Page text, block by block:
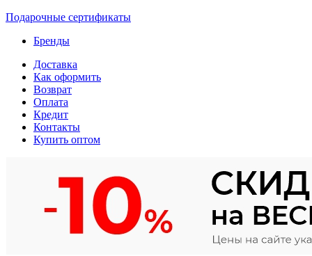
Подарочные сертификаты
Бренды
Доставка
Как оформить
Возврат
Оплата
Кредит
Контакты
Купить оптом